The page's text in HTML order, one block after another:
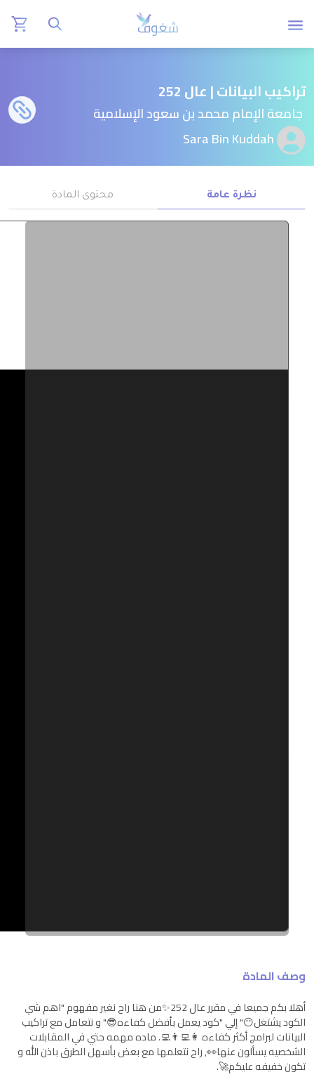
تراكيب البيانات | عال 252
جامعة الإمام محمد بن سعود الإسلامية
Sara Bin Kuddah
نظرة عامة محتوى المادة
وصف المادة
أهلا بكم جميعا في مقرر عال 252✨من هنا راح نغير مفهوم "اهم شي
الكود يشتغل😶" إلي "كود يعمل بأفضل كفاءه😎" و نتعامل مع تراكيب
البيانات لبرامج أكثر كفاءه 👩‍💻👨‍💻. ماده مهمه حتي في المقابلات
الشخصيه يسألون عنها👀, راح نتعلمها مع بعض بأسهل الطرق باذن الله و
تكون خفيفه عليكم🚀.